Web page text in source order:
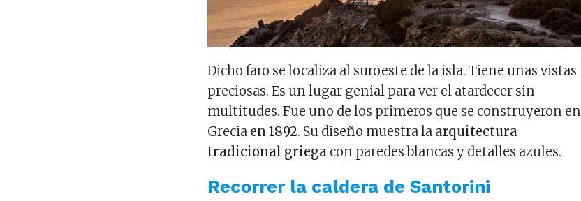
Dicho faro se localiza al suroeste de la isla. Tiene unas vistas
preciosas. Es un lugar genial para ver el atardecer sin
multitudes. Fue uno de los primeros que se construyeron en
Grecia en 1892. Su diseño muestra la arquitectura
tradicional griega con paredes blancas y detalles azules.
Recorrer la caldera de Santorini